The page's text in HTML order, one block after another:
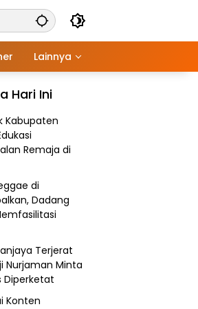
Lainnya
Hari Ini
Kabupaten
Remaja di
di
Dadang
Terjerat
Nurjaman Minta
Diperketat
Konten